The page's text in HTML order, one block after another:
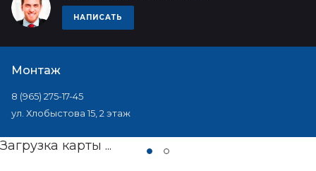
НАПИСАТЬ
Монтаж
8 (965) 275-17-45
ул. Хлобыстова 15, 2 этаж
Загрузка карты ...